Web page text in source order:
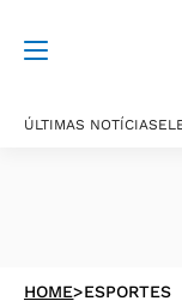
ÚLTIMAS NOTÍCIAS
HOME>ESPORTES